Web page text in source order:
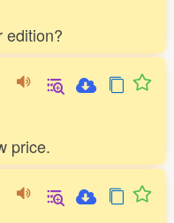
edition?
price.